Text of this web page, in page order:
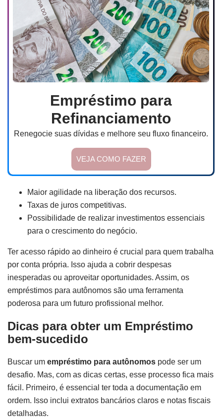
Empréstimo para
Refinanciamento
Renegocie suas dívidas e melhore seu fluxo financeiro.
VEJA COMO FAZER
Maior agilidade na liberação dos recursos.
Taxas de juros competitivas.
Possibilidade de realizar investimentos essenciais
para o crescimento do negócio.
Ter acesso rápido ao dinheiro é crucial para quem trabalha
por conta própria. Isso ajuda a cobrir despesas
inesperadas ou aproveitar oportunidades. Assim, os
empréstimos para autônomos são uma ferramenta
poderosa para um futuro profissional melhor.
Dicas para obter um Empréstimo
bem-sucedido
Buscar um empréstimo para autônomos pode ser um
desafio. Mas, com as dicas certas, esse processo fica mais
fácil. Primeiro, é essencial ter toda a documentação em
ordem. Isso inclui extratos bancários claros e notas fiscais
detalhadas.